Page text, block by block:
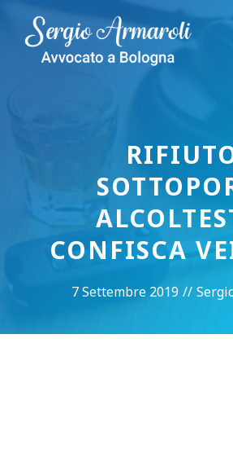
contenuto
CONFISCA
7 Settembre 2019 //